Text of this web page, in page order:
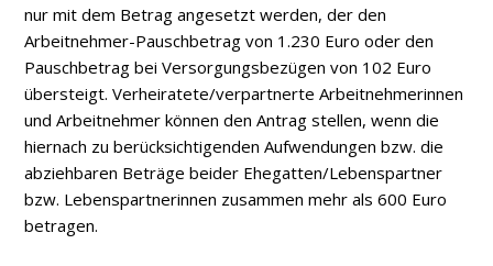
nur mit dem Betrag angesetzt werden, der den
Arbeitnehmer-Pauschbetrag von 1.230 Euro oder den
Pauschbetrag bei Versorgungsbezügen von 102 Euro
übersteigt. Verheiratete/verpartnerte Arbeitnehmerinnen
und Arbeitnehmer können den Antrag stellen, wenn die
hiernach zu berücksichtigenden Aufwendungen bzw. die
abziehbaren Beträge beider Ehegatten/Lebenspartner
bzw. Lebenspartnerinnen zusammen mehr als 600 Euro
betragen.